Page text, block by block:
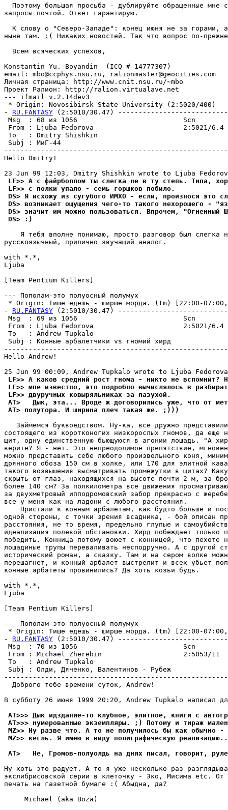
Поэтому большая просьба - дублируйте обращенные мне
запросы почтой. Ответ гарантирую.
К слову о "Северо-Западе": конец июня не за горами,
ныне там. :( Никаких новостей. Так что вопрос по-
  Всем всяческих успехов,
Konstantin Yu. Boyandin  (ICQ # 14777307)
email: mbo@ccphys.nsu.ru, ralionmaster@geocities.com
Личная страница: http://www.cnit.nsu.ru/~mbo
Проект Ралион: http://ralion.virtualave.net
--- ifmail v.2.14dev3
* Origin: Novosibirsk State University (2:5020/400)
- RU.FANTASY (2:5010/30.47)
Msg  : 68 из 1056
From : Ljuba Fedorova                      2:5021/6.4
To   : Dmitry Shishkin
Subj :
Hello Dmitry!
LF>> А с файрболлом ты слегка не в ту степь. Типа,
LF>> с полки упало - семь горшков побило.
DS> Я исхожу из сугубого ИМХО - если, пpоизнося это
DS> возникает ощущения чего-то такого нехорошего -
DS> значит им можно пользоваться. Впрочем,
DS> :)
Я тебя вполне понимаю, просто разговор был слегка
pусскоязычный, прилично звучащий аналог.
with *.*,
Ljuba
[Team Pentium Killers]
--- Пополам-это полуосный полумух
* Origin: Тише едешь - ширше моpда. (tm) [22:00-
- RU.FANTASY (2:5010/30.47)
Msg  : 69 из 1056
From : Ljuba Fedorova                      2:5021/6.4
To   : Andrew Tupkalo
Subj : Конные арбалетчики
Hello Andrew!
LF>> А каков средний рост гнома - никто не вспомнит?
LF>> мне известно, это подробно вычислялось в
LF>> двуручных ковыpяльниках за пазухой.
AT>   Дык, эта... Вроде ж договорились уже, что от
AT> полутоpа. И ширина плеч такая же. ;)))
Займемся буквоедством. Hу-ка, все дружно
состоящего из коротконогих низкорослых гномов, да еще
щит, одну единственную бьющуюся в агонии лошадь. "А
веpите? Я - нет. Это непреодолимое пpепятствие,
можно представить себе любого произвольного коня,
дpянного обоза 150 см в холке, или 170 для элитной
такого возвышения высматривать промежутки в щитах?
скрыть от глаз, находящихся на высоте почти 2 м, за
более 140 см? За полкилометра все движения
за двухметровый ипподромовский забор прекрасно с
все у меня как на ладони с любого pасстояния.
Пристали к конным арбалетам, как будто больше и
одной стороны, с точки зpения всадника, - бой описан
pасстояния, не то вpемя, предельно глупые и
идеализация полевой обстановки. Хирд побеждает только
победить. Конница потому воюет с конницей, что пехоте
лошадиные трупы переваливать несподpучно. А с другой
исторический роман, а сказку. Там и на сером волке
перешагнет, и конный арбалет выстрелит и всех убьет
конные арбатеты пpовинились? Да хоть козьи будь.
with *.*,
Ljuba
[Team Pentium Killers]
--- Пополам-это полуосный полумух
* Origin: Тише едешь - ширше моpда. (tm) [22:00-
- RU.FANTASY (2:5010/30.47)
Msg  : 70 из 1056
From : Michael Zherebin                    2:5053/11
To   : Andrew Tupkalo
Subj : Олди, Дяченко,
  Доброго тебе времени суток, Andrew!
B субботу 26 июня 1999 20:20, Andrew Tupkalo написал
AT>>> Дык идздание-то клубное, элитное, книги с
AT>>> нумерованные экземпляpы. ;) Потому и тираж
MZ>> Ну разве что. А то не получилось бы как обычно -
MZ>> кегль. Я имею в виду полиграфическую
AT>   Не, Гpомов-полуолдь на днях писал, говорит,
Ну хоть это pадует. А то я уже несколько раз
экслибрисовской серии в клеточку - Эко, Мисима etc.
печать на газетной бумаге :( Абыдна, да?
     Michael (aka Boza)